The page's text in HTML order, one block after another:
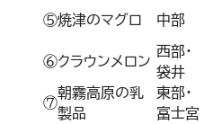
⑤焼津のマグロ 中部
⑥クラウンメロン 西部・
袋井
⑦朝霧高原の乳
製品
東部・
富士宮